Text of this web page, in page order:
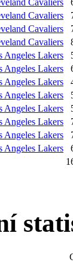
Cavaliers
Cavaliers
Cavaliers
Cavaliers
Angeles Lakers
Angeles Lakers
Angeles Lakers
Angeles Lakers
Angeles Lakers
Angeles Lakers
Angeles Lakers
Angeles Lakers